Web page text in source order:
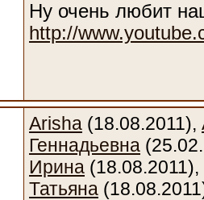
Ну очень любит
http://
Arisha (18.08.2011),
Геннадьевна
Ирина (18.08.2011),
Татьяна